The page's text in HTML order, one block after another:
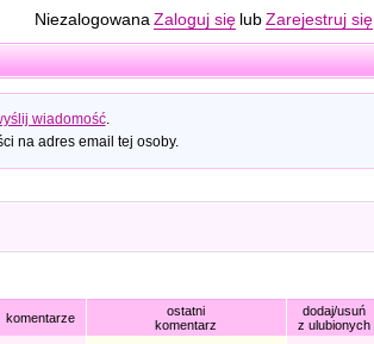
Niezalogowana Zaloguj się lub Zarejestruj się
wiadomość.
na adres email tej osoby.
komentarze
ostatni
komentarz
dodaj/usuń
z ulubionych